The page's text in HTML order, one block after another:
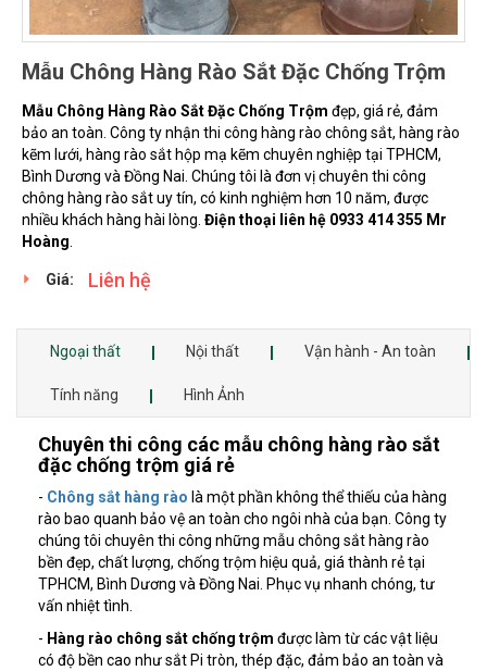
Mẫu Chông Hàng Rào Sắt Đặc Chống Trộm
Mẫu Chông Hàng Rào Sắt Đặc Chống Trộm đẹp, giá rẻ, đảm
bảo an toàn. Công ty nhận thi công hàng rào chông sắt, hàng rào
kẽm lưới, hàng rào sắt hộp mạ kẽm chuyên nghiệp tại TPHCM,
Bình Dương và Đồng Nai. Chúng tôi là đơn vị chuyên thi công
chông hàng rào sắt uy tín, có kinh nghiệm hơn 10 năm, được
nhiều khách hàng hài lòng. Điện thoại liên hệ 0933 414 355 Mr
Hoàng
Giá: Liên hệ
Ngoại thất Nội thất Vận hành - An toàn
Tính năng Hình Ảnh
Chuyên thi công các mẫu chông hàng rào sắt
đặc chống trộm giá rẻ
- Chông sắt hàng rào là một phần không thể thiếu của hàng
rào bao quanh bảo vệ an toàn cho ngôi nhà của bạn. Công ty
chúng tôi chuyên thi công những mẫu chông sắt hàng rào
bền đẹp, chất lượng, chống trộm hiệu quả, giá thành rẻ tại
TPHCM, Bình Dương và Đồng Nai. Phục vụ nhanh chóng, tư
vấn nhiệt tình.
- Hàng rào chông sắt chống trộm được làm từ các vật liệu
có độ bền cao như sắt Pi tròn, thép đặc, đảm bảo an toàn và